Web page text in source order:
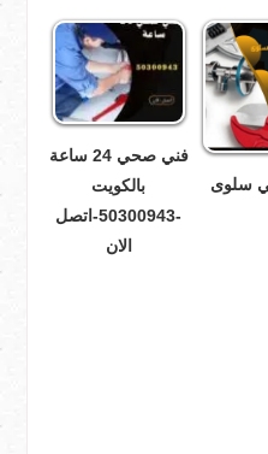
سلوى
فني صحي 24 ساعة
بالكويت
-50300943-اتصل
الان